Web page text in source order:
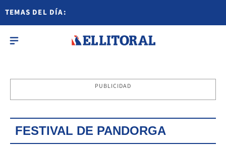
TEMAS DEL DÍA:
PUBLICIDAD
FESTIVAL DE PANDORGA